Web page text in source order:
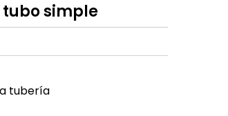
simple
tubería